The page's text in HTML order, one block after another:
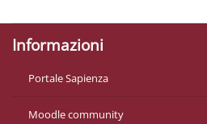
Informazioni
Portale Sapienza
Moodle community